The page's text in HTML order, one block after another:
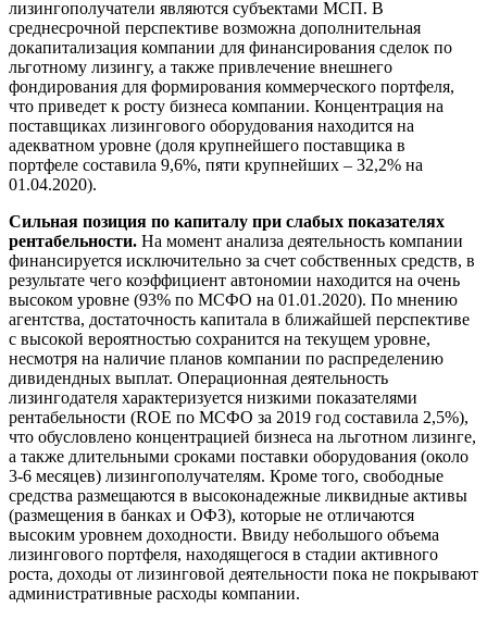
лизингополучатели являются субъектами МСП. В
среднесрочной перспективе возможна дополнительная
докапитализация компании для финансирования сделок по
льготному лизингу, а также привлечение внешнего
фондирования для формирования коммерческого портфеля,
что приведет к росту бизнеса компании. Концентрация на
поставщиках лизингового оборудования находится на
адекватном уровне (доля крупнейшего поставщика в
портфеле составила 9,6%, пяти крупнейших – 32,2% на
01.04.2020).
Сильная позиция по капиталу при слабых показателях
рентабельности. На момент анализа деятельность компании
финансируется исключительно за счет собственных средств, в
результате чего коэффициент автономии находится на очень
высоком уровне (93% по МСФО на 01.01.2020). По мнению
агентства, достаточность капитала в ближайшей перспективе
с высокой вероятностью сохранится на текущем уровне,
несмотря на наличие планов компании по распределению
дивидендных выплат. Операционная деятельность
лизингодателя характеризуется низкими показателями
рентабельности (ROE по МСФО за 2019 год составила 2,5%),
что обусловлено концентрацией бизнеса на льготном лизинге,
а также длительными сроками поставки оборудования (около
3-6 месяцев) лизингополучателям. Кроме того, свободные
средства размещаются в высоконадежные ликвидные активы
(размещения в банках и ОФЗ), которые не отличаются
высоким уровнем доходности. Ввиду небольшого объема
лизингового портфеля, находящегося в стадии активного
роста, доходы от лизинговой деятельности пока не покрывают
административные расходы компании.